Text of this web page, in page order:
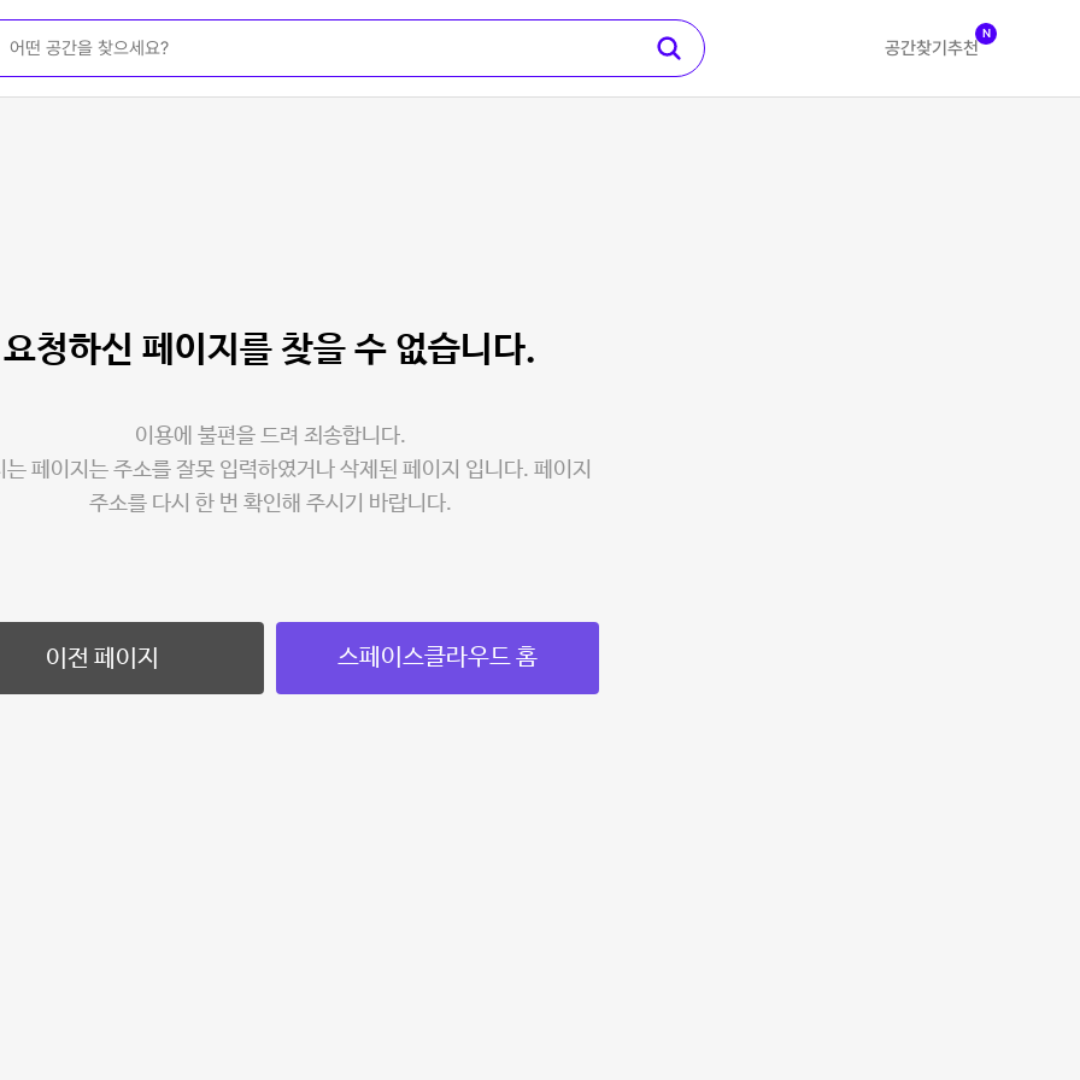
공간찾기 추천
N
요청하신 페이지를 찾을 수 없습니다.
이용에 불편을 드려 죄송합니다.
는 페이지는 주소를 잘못 입력하였거나 삭제된 페이지 입니다. 페이지
주소를 다시 한 번 확인해 주시기 바랍니다.
이전 페이지 스페이스클라우드 홈